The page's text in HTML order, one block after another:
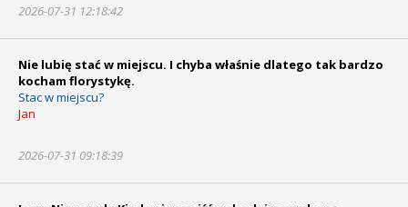
2026-07-31 12:18:42
Nie lubię stać w miejscu. I chyba właśnie dlatego tak bardzo
kocham florystykę.
Stac w miejscu?
Jan
2026-07-31 09:18:39